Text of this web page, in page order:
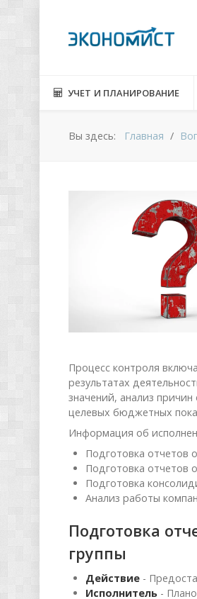
УЧЕТ И ПЛАНИРОВАНИЕ
Вы здесь: Главная
Процесс контроля
результатах
значений, анализ
целевых бюджетных
Информация об
Подготовка отчетов
Подготовка отчетов
Подготовка
Анализ работы
Подготовка
группы
Действие -
Исполнитель -